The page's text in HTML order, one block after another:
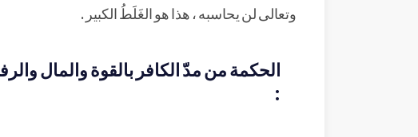
وتعالى لن يحاسبه ، هذا هو الغَلَطُ الكبير .
الحكمة من مدّ الكافر بالقوة والمال
: